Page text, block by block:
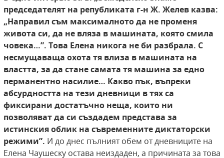
председателят на републиката г-н Ж. Желев казва:
„Направил съм максималното да не променя
живота си, да не вляза в машината, която смила
човека…”. Това Елена никога не би разбрала. С
несмущаваща охота тя влиза в машината на
властта, за да стане самата тя машина за едно
перманентно насилие… Какво пък, въпреки
абсурдността на тези дневници в тях са
фиксирани достатъчно неща, които ни
позволяват да си създадем представа за
истинскияоблик на съвременните диктаторски
режими”. И до днес пълният обем от дневниците на
Елена Чаушеску остава неиздаден, а причината за това